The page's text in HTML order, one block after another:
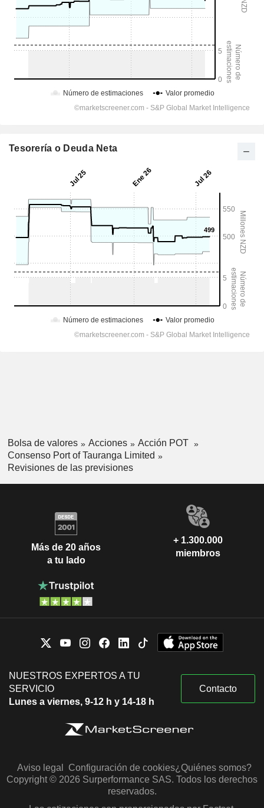
Tesorería o Deuda Neta
Bolsa de valores Acciones
Acción POT
Consenso Port of Tauranga Limited
Revisiones de las previsiones
Más de 20 años
a tu lado
+ 1.300.000
miembros
NUESTROS EXPERTOS A TU
SERVICIO
Lunes a viernes, 9-12 h y 14-18 h
Contacto
Aviso legal Configuración de cookies¿Quiénes somos?
Copyright © 2026 Surperformance SAS. Todos los derechos
reservados.